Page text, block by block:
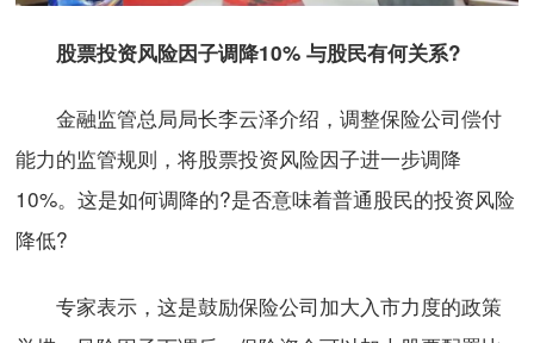
股票投资风险因子调降10% 与股民有何关系?
金融监管总局局长李云泽介绍，调整保险公司偿付
能力的监管规则，将股票投资风险因子进一步调降
10%。这是如何调降的?是否意味着普通股民的投资风险
降低?
专家表示，这是鼓励保险公司加大入市力度的政策